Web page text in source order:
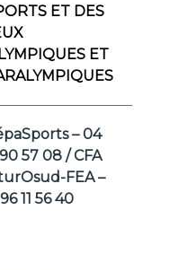
ET DES
ET
– 04
57 08 / CFA
FEA –
11 56 40